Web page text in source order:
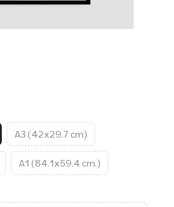
A3 (42x29.7 cm)
A1 (84.1x59.4 cm.)